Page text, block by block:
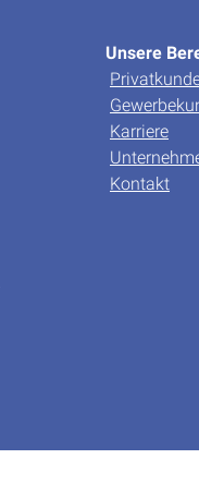
Unsere
Karriere
Kontakt